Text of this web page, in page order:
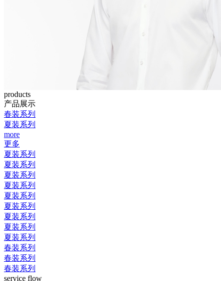
products
产品展示
春装系列
夏装系列
more
更多
夏装系列
夏装系列
夏装系列
夏装系列
夏装系列
夏装系列
夏装系列
夏装系列
夏装系列
春装系列
春装系列
春装系列
service flow